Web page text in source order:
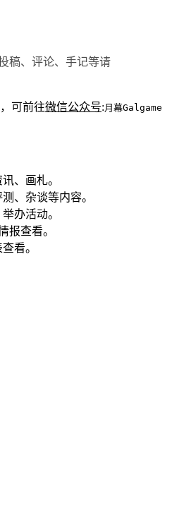
稿、评论、手记等请
可前往微信公众号: 月幕Galgame
、画札。
、杂谈等内容。
办活动。
报查看。
看。